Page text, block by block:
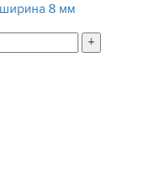
8 мм
+